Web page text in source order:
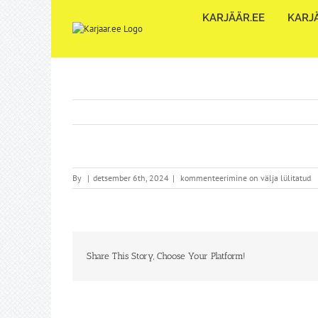
KARJÄÄR.EE
By | detsember 6th, 2024 | kommenteerimine on välja lülitatud
Share This Story, Choose Your Platform!